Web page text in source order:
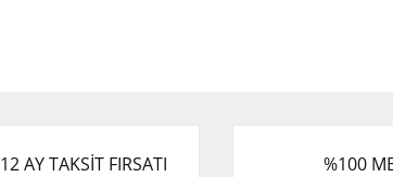
12 AY TAKSİT FIRSATI %100